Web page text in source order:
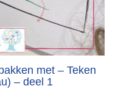
met – Teken
– deel 1